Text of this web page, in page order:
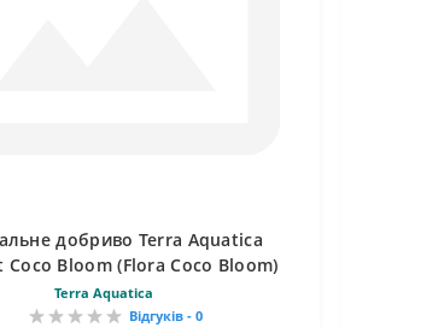
добриво Terra Aquatica
Coco Bloom (Flora Coco Bloom)
Terra Aquatica
Відгуків - 0